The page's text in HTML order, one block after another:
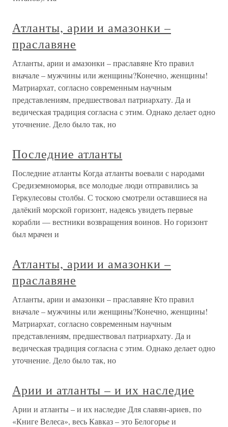
Атланты, арии и амазонки –
праславяне
Атланты, арии и амазонки – праславяне Кто правил
вначале – мужчины или женщины?Конечно, женщины!
Матриархат, согласно современным научным
представлениям, предшествовал патриархату. Да и
ведическая традиция согласна с этим. Однако делает одно
уточнение. Дело было так, но
Последние атланты
Последние атланты Когда атланты воевали с народами
Средиземноморья, все молодые люди отправились за
Геркулесовы столбы. С тоскою смотрели оставшиеся на
далёкий морской горизонт, надеясь увидеть первые
корабли — вестники возвращения воинов. Но горизонт
был мрачен и
Атланты, арии и амазонки –
праславяне
Атланты, арии и амазонки – праславяне Кто правил
вначале – мужчины или женщины?Конечно, женщины!
Матриархат, согласно современным научным
представлениям, предшествовал патриархату. Да и
ведическая традиция согласна с этим. Однако делает одно
уточнение. Дело было так, но
Арии и атланты – и их наследие
Арии и атланты – и их наследие Для славян-ариев, по
«Книге Велеса», весь Кавказ – это Белогорье и